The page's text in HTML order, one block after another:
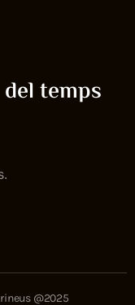
temps
@2025